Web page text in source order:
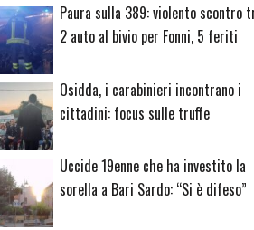
Paura sulla 389: violento scontro
2 auto al bivio per Fonni, 5 feriti
Osidda, i carabinieri incontrano i
cittadini: focus sulle truffe
Uccide 19enne che ha investito la
sorella a Bari Sardo: “Si è difeso”